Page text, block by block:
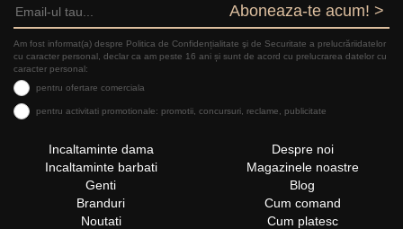
Aboneaza-te acum! >
Am fost informat(a) despre Politica de Confidențialitate şi de Securitate a prelucrăriidatelor
cu caracter personal, declar ca am peste 16 ani și sunt de acord cu prelucrarea datelor cu
caracter personal:
pentru ofertare comerciala
pentru activitati promotionale: promotii, concursuri, reclame, publicitate
Incaltaminte dama
Incaltaminte barbati
Genti
Branduri
Noutati
Despre noi
Magazinele noastre
Blog
Cum comand
Cum platesc